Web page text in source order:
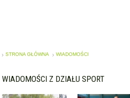
STRONA GŁÓWNA WIADOMOŚCI
WIADOMOŚCI Z DZIAŁU SPORT